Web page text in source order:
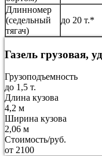
Длинномер
(седельный
тягач)
до 20 т.*
Газель грузовая,
Грузоподъемность
до 1,5 т.
Длина кузова
4,2 м
Ширина кузова
2,06 м
Стоимость/руб.
от 2100